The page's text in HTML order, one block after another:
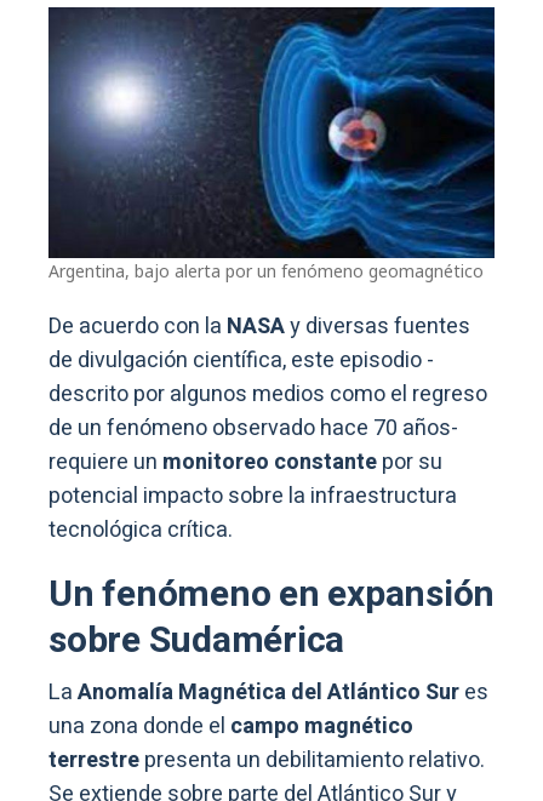
Argentina, bajo alerta por un fenómeno geomagnético
De acuerdo con la NASAy diversas fuentes
de divulgación científica, este episodio -
descrito por algunos medios como el regreso
de un fenómeno observado hace 70 años-
requiere un monitoreo constantepor su
potencial impacto sobre la infraestructura
tecnológica crítica.
Un fenómeno en expansión
sobre Sudamérica
LaAnomalía Magnética del Atlántico Sures
una zona donde el campo magnético
terrestrepresenta un debilitamiento relativo.
Se extiende sobre parte del Atlántico Sur y